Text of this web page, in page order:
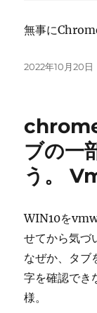
無事に
投
2022年10月20日
ブの一
う。
WIN10を
せてから気づ
なぜか、タブ
字を確認でき
様。